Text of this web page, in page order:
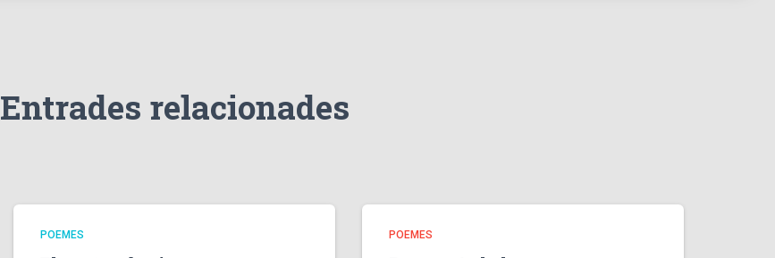
Entrades relacionades
POEMES POEMES